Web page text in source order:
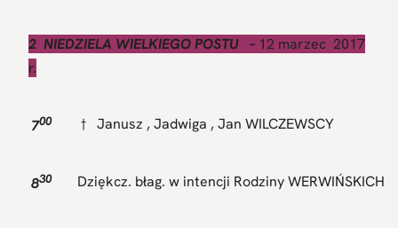
2 NIEDZIELA WIELKIEGO POSTU – 12 marzec 2017
r.
700 † Janusz , Jadwiga , Jan WILCZEWSCY
830 Dziękcz. błag. w intencji Rodziny WERWIŃSKICH